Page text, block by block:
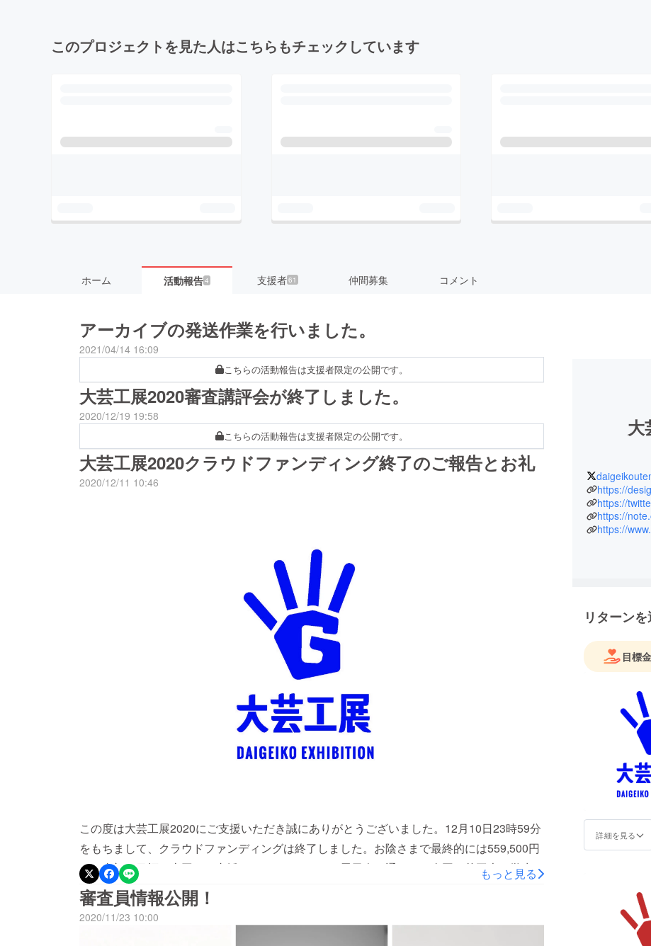
このプロジェクトを見た人はこちらもチェックしています
ホーム 活動報告4 支援者61 仲間募集 コメント
アーカイブの発送作業を行いました。
2021/04/14 16:09
こちらの活動報告は支援者限定の公開です。
大芸工展2020審査講評会が終了しました。
2020/12/19 19:58
こちらの活動報告は支援者限定の公開です。
大芸工展2020クラウドファンディング終了のご報告とお礼
2020/12/11 10:46
この度は大芸工展2020にご支援いただき誠にありがとうございました。12月10日23時59分
をもちまして、クラウドファンディングは終了しました。お陰さまで最終的には559,500円
と、当初の目標を上回るご支援を頂きました。この展示会を通して、全国の芸工大の学生同
士、社会と学生を繋ぐきっかけになる大芸工展をご支援いただいた方々のお気持ちにお応え
できるよう、大切に活用させていただきます。皆さまへのリターンは現在準備に取り掛かっ
ております。アーカイブ本につきましては、2021年3月末までにはお届けができる見通しで
もっと見る
審査員情報公開！
2020/11/23 10:00
大
https://
https://
https://
https://
リターン
目標
詳細を見る